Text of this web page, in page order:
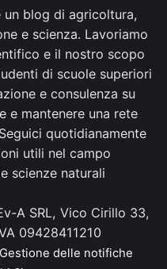
un blog di agricoltura,
e scienza. Lavoriamo
e il nostro scopo
di scuole superiori
e consulenza su
e mantenere una rete
quotidianamente
utili nel campo
scienze naturali
A SRL, Vico Cirillo 33,
09428411210
Gestione delle notifiche